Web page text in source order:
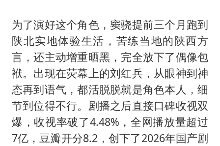
为了演好这个角色，窦骁提前三个月跑到
陕北实地体验生活，苦练当地的陕西方
言，还主动增重晒黑，完全放下了偶像包
袱。出现在荧幕上的刘红兵，从眼神到神
态再到语气，都活脱脱就是角色本人，细
节到位得不行。剧播之后直接口碑收视双
爆，收视率破了4.48%，全网播放量超过
7亿，豆瓣开分8.2，创下了2026年国产剧